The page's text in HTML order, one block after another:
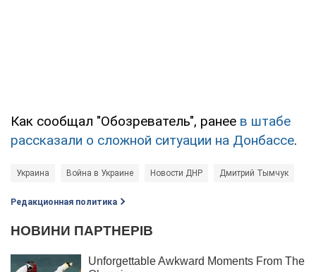
Как сообщал "Обозреватель", ранее в штабе
рассказали о сложной ситуации на Донбассе.
Украина Война в Украине Новости ДНР Дмитрий Тымчук
Редакционная политика